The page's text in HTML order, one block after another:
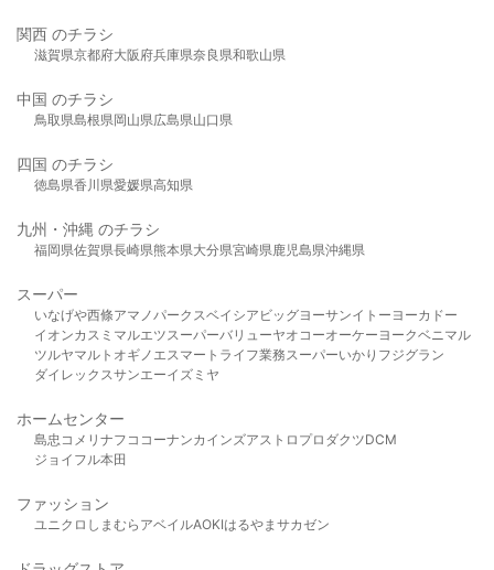
関西 のチラシ
滋賀県京都府大阪府兵庫県奈良県和歌山県
中国 のチラシ
鳥取県島根県岡山県広島県山口県
四国 のチラシ
徳島県香川県愛媛県高知県
九州・沖縄 のチラシ
福岡県佐賀県長崎県熊本県大分県宮崎県鹿児島県沖縄県
スーパー
いなげや西條アマノパークスベイシア ビッグヨーサンイトーヨーカドー
イオンカスミ マルエツスーパーバリューヤオコーオーケー ヨークベニマル
ツルヤマルト オギノ エスマート ライフ業務スーパーいかり フジグラン
ダイレックスサンエーイズミヤ
ホームセンター
島忠 コメリ ナフコ コーナンカインズアストロプロダクツDCM
ジョイフル本田
ファッション
ユニクロ しまむら アベイルAOKIはるやま サカゼン